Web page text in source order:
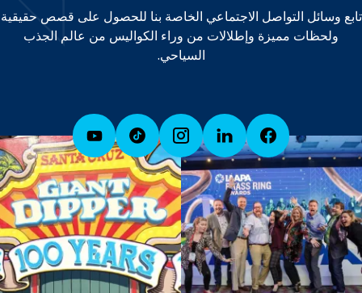
تابع وسائل التواصل الاجتماعي الخاصة بنا للحصول على قصص حقيقية
ولحظات مميزة وإطلالات من وراء الكواليس من عالم الجذب
السياحي.